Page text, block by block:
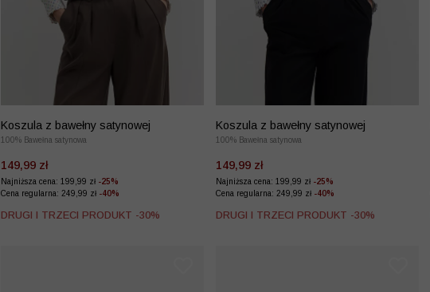
Koszula z bawełny satynowej
100% Bawełna satynowa
149,99 zł
Najniższa cena: 199,99 zł -25%
Cena regularna: 249,99 zł -40%
DRUGI I TRZECI PRODUKT -30%
Koszula z bawełny satynowej
100% Bawełna satynowa
149,99 zł
Najniższa cena: 199,99 zł -25%
Cena regularna: 249,99 zł -40%
DRUGI I TRZECI PRODUKT -30%